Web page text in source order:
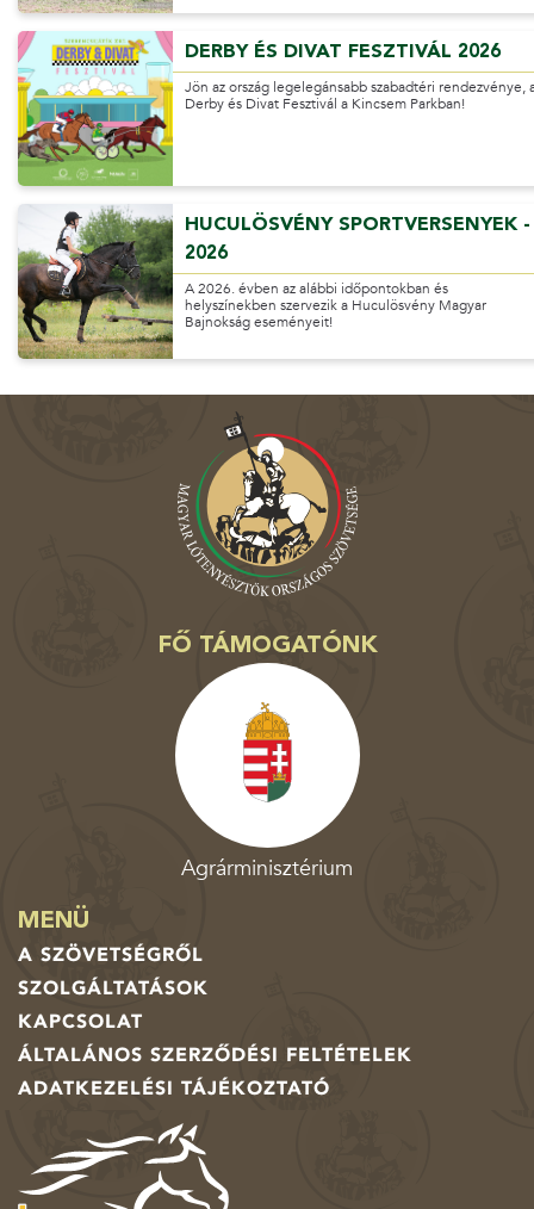
DERBY ÉS DIVAT FESZTIVÁL 2026
Jön az ország legelegánsabb szabadtéri rendezvénye,
Derby és Divat Fesztivál a Kincsem Parkban!
HUCULÖSVÉNY SPORTVERSENYEK -
2026
A 2026. évben az alábbi időpontokban és
helyszínekben szervezik a Huculösvény Magyar
Bajnokság eseményeit!
FŐ TÁMOGATÓNK
Agrárminisztérium
MENÜ
A SZÖVETSÉGRŐL
SZOLGÁLTATÁSOK
KAPCSOLAT
ÁLTALÁNOS SZERZŐDÉSI FELTÉTELEK
ADATKEZELÉSI TÁJÉKOZTATÓ